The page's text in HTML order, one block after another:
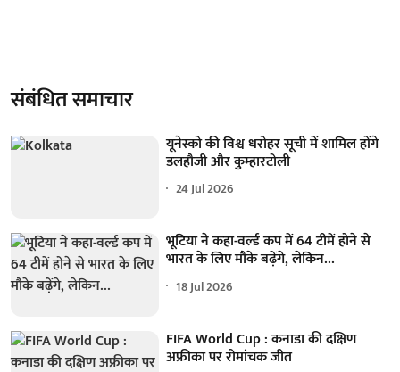
संबंधित समाचार
यूनेस्को की विश्व धरोहर सूची में शामिल होंगे
डलहौजी और कुम्हारटोली
24 Jul 2026
भूटिया ने कहा-वर्ल्ड कप में 64 टीमें होने से
भारत के लिए मौके बढ़ेंगे, लेकिन...
18 Jul 2026
FIFA World Cup : कनाडा की दक्षिण
अफ्रीका पर रोमांचक जीत